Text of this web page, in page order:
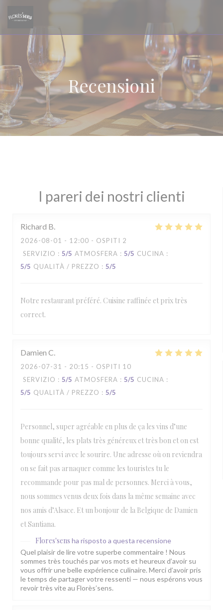
Recensioni
I pareri dei nostri clienti
Richard B
2026-08-01 - 12:00 - OSPITI 2
SERVIZIO : 5/5 ATMOSFERA : 5/5 CUCINA :
5/5 QUALITÀ / PREZZO : 5/5
Notre restaurant préféré. Cuisine raffinée et prix très
correct.
Damien C
2026-07-31 - 20:15 - OSPITI 10
SERVIZIO : 5/5 ATMOSFERA : 5/5 CUCINA :
5/5 QUALITÀ / PREZZO : 5/5
Personnel, super agréable en plus de ça les vins d’une
bonne qualité, les plats très généreux et très bon et on est
toujours servi avec le sourire. Une adresse où on reviendra
on se fait pas arnaquer comme les touristes tu le
recommande pour pas mal de personnes. Merci à vous,
nous sommes venus deux fois dans la même semaine avec
nos amis d’Alsace. Et un bonjour de la Belgique de Damien
et Santiana.
Flores'sens ha risposto a questa recensione
Quel plaisir de lire votre superbe commentaire ! Nous
sommes très touchés par vos mots et heureux d’avoir su
vous offrir une belle expérience culinaire. Merci d’avoir pris
le temps de partager votre ressenti — nous espérons vous
revoir très vite au Florès’sens.